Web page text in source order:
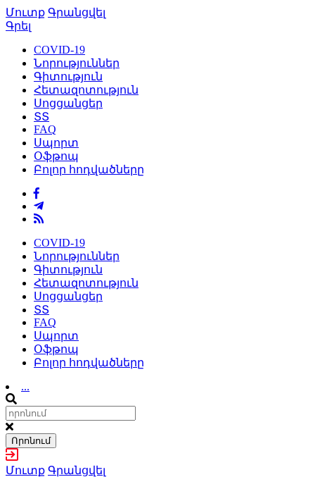
Մուտք Գրանցվել
Գրել
COVID-19
Նորություններ
Գիտություն
Հետազոտություն
Սոցցանցեր
ՏՏ
FAQ
Սպորտ
Օֆթոպ
Բոլոր հոդվածները
COVID-19
Նորություններ
Գիտություն
Հետազոտություն
Սոցցանցեր
ՏՏ
FAQ
Սպորտ
Օֆթոպ
Բոլոր հոդվածները
...
Որոնում
Մուտք Գրանցվել